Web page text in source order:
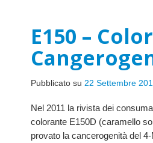
E150 –
Pubblicato su 22 Settembre
Nel 2011 la rivista dei
colorante E150D (caramello
provato la cancerogenità del